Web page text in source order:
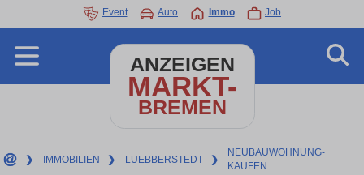
Event Auto Immo Job
ANZEIGEN
MARKT-
BREMEN
❯ IMMOBILIEN ❯ LUEBBERSTEDT ❯
NEUBAUWOHNUNG-
KAUFEN